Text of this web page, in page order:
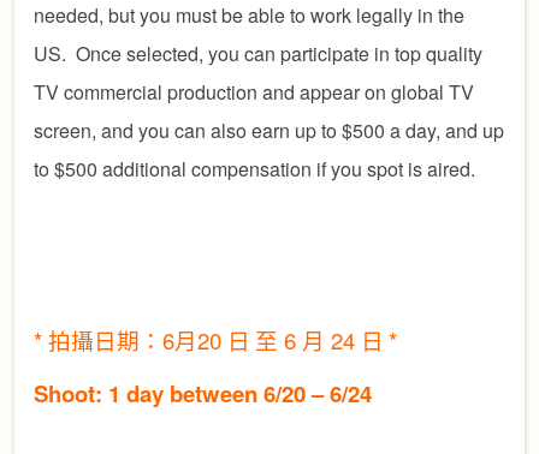
needed, but you must be able to work legally in the
US. Once selected, you can participate in top quality
TV commercial production and appear on global TV
screen, and you can also earn up to $500 a day, and up
to $500 additional compensation if you spot is aired.
*拍攝日期：6月20 日 至 6 月 24 日 *
Shoot: 1 day between 6/20 – 6/24